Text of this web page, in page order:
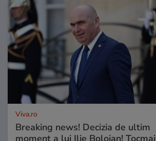
Viva.ro
Breaking news! Decizia de ultim
moment a lui Ilie Bolojan! Tocmai